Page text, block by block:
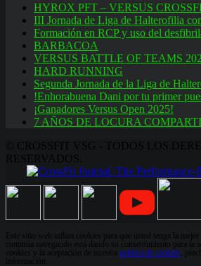
HYROX PFT – VERSUS
III Jornada de Liga de Halterofilia
Formación en RCP y uso del
BARBACOA
VERSUS BATTLE OF TEAMS
HARD RUNNING
Segunda Jornada de la Liga de
!Enhorabuena Dani por tu primer
¡Ganadores Versus Open 2025!
7 AÑOS DE LOCURA
Este sitio web utiliza cookies para que usted tenga la
continúa navegando está dando su consentimiento para la
cookies y la aceptación de nuestra política de cookies,
información.